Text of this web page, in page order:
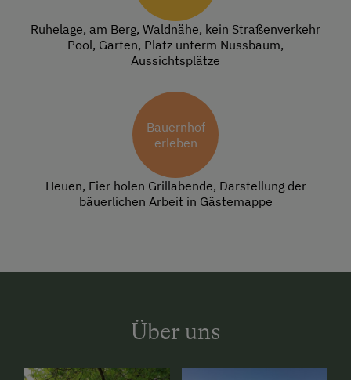
Ruhelage, am Berg, Waldnähe, kein Straßenverkehr
Pool, Garten, Platz unterm Nussbaum,
Aussichtsplätze
Bauernhof
erleben
Heuen, Eier holen Grillabende, Darstellung der
bäuerlichen Arbeit in Gästemappe
Über uns